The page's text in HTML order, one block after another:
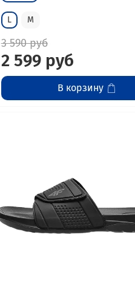
L M
3 590 руб
2 599 руб
В корзину